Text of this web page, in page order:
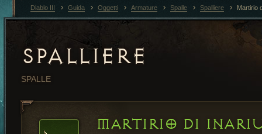
SPALLIERE
SPALLE
MARTIRIO DI
Diablo III Guida Oggetti Armature Spalle Spalliere Martirio